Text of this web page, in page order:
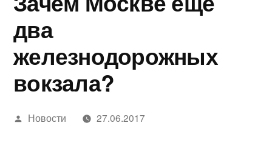
два
железнодорожных
вокзала?
Написано
Новости 27.06.2017